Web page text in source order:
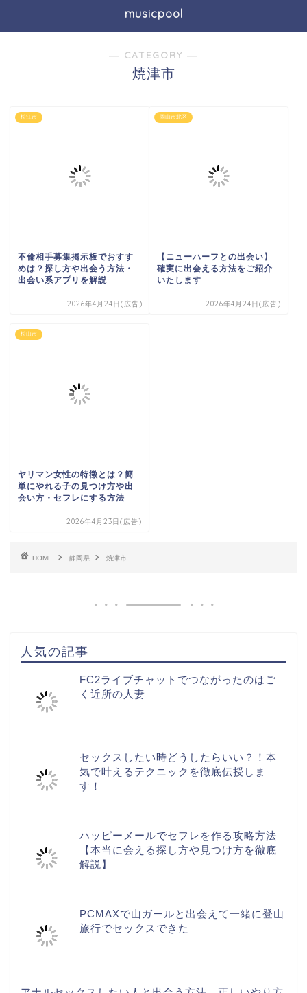
musicpool
― CATEGORY ―
焼津市
松江市
不倫相手募集掲示板でおすす
めは？探し方や出会う方法・
出会い系アプリを解説
2026年4月24日(広告)
岡山市北区
【ニューハーフとの出会い】
確実に出会える方法をご紹介
いたします
2026年4月24日(広告)
松山市
ヤリマン女性の特徴とは？簡
単にやれる子の見つけ方や出
会い方・セフレにする方法
2026年4月23日(広告)
HOME 静岡県 焼津市
人気の記事
FC2ライブチャットでつながったのはご
く近所の人妻
セックスしたい時どうしたらいい？！本
気で叶えるテクニックを徹底伝授しま
す！
ハッピーメールでセフレを作る攻略方法
【本当に会える探し方や見つけ方を徹底
解説】
PCMAXで山ガールと出会えて一緒に登山
旅行でセックスできた